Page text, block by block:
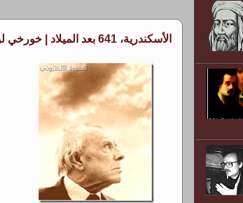
الأسكندرية، 641 بعد الميلاد | خورخي لويس بورخيس